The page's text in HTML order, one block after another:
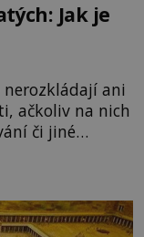
Jak je
nerozkládají ani
ačkoliv na nich
či jiné
bývají
Jaké